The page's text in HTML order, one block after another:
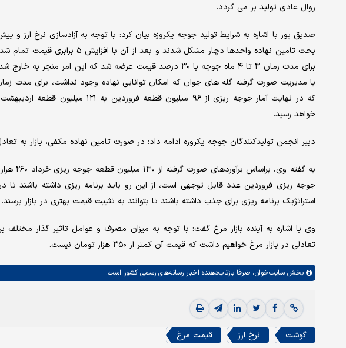
روال عادی تولید بر می گردد.
صدیق پور با اشاره به شرایط تولید جوجه یکروزه بیان کرد: با توجه به آزادسازی نرخ ارز و
بحث تامین نهاده واحدها دچار مشکل
برای مدت زمان ۳ تا ۴ ماه جوجه با ۳۰ درصد قیمت عرضه شد که این
با مدیریت صورت گرفته گله های جوان که امکان توانایی نهاده وجود نداشت، برای مدت
خواهد رسید.
دبیر انجمن تولیدکنندگان جوجه یکروزه ادامه داد: در صورت تامین نهاده مکفی، بازار به
به گفته
جوجه ریزی فروردین عدد قابل توجهی است، از این رو باید برنامه ریزی داشته باشند تا
استراتژیک برنامه ریزی برای جذب داشته باشند تا بتوانند به تثبیت قیمت بهتری در بازار برسند.
تعادلی در بازار مرغ خواهیم داشت که قیمت آن کمتر از ۳۵۰ هزار تومان نیست.
بخش سایت‌خوان، صرفا بازتاب‌دهنده اخبار رسانه‌های رسمی کشور است.
گوشت نرخ ارز قیمت مرغ